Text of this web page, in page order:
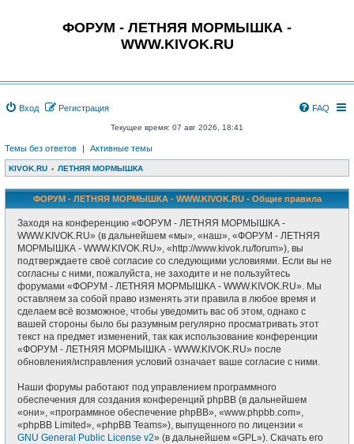
ФОРУМ - ЛЕТНЯЯ МОРМЫШКА -
WWW.KIVOK.RU
Вход Регистрация FAQ
Текущее время: 07 авг 2026, 18:41
Темы без ответов | Активные темы
KIVOK.RU ЛЕТНЯЯ МОРМЫШКА
ФОРУМ - ЛЕТНЯЯ МОРМЫШКА - WWW.KIVOK.RU - Общие правила
Заходя на конференцию «ФОРУМ - ЛЕТНЯЯ МОРМЫШКА -
WWW.KIVOK.RU» (в дальнейшем «мы», «наш», «ФОРУМ - ЛЕТНЯЯ
МОРМЫШКА - WWW.KIVOK.RU», «http://www.kivok.ru/forum»), вы
подтверждаете своё согласие со следующими условиями. Если вы не
согласны с ними, пожалуйста, не заходите и не пользуйтесь
форумами «ФОРУМ - ЛЕТНЯЯ МОРМЫШКА - WWW.KIVOK.RU». Мы
оставляем за собой право изменять эти правила в любое время и
сделаем всё возможное, чтобы уведомить вас об этом, однако с
вашей стороны было бы разумным регулярно просматривать этот
текст на предмет изменений, так как использование конференции
«ФОРУМ - ЛЕТНЯЯ МОРМЫШКА - WWW.KIVOK.RU» после
обновления/исправления условий означает ваше согласие с ними.
Наши форумы работают под управлением программного
обеспечения для создания конференций phpBB (в дальнейшем
«они», «программное обеспечение phpBB», «www.phpbb.com»,
«phpBB Limited», «phpBB Teams»), выпущенного по лицензии «
GNU General Public License v2» (в дальнейшем «GPL»). Скачать его